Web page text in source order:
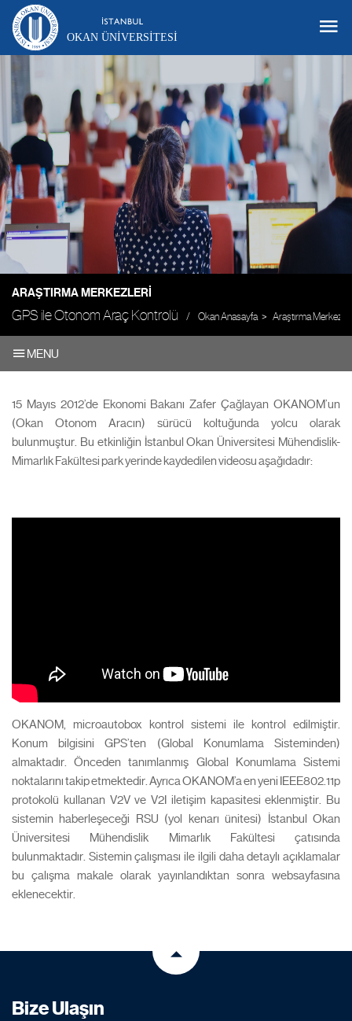
OKAN ÜNIVERSITESI
ARAŞTIRMA MERKEZLERI
GPS ile Otonom Araç Kontrolü Okan Anasayfa Araştırma
MENU
15 Mayıs 2012’de Ekonomi Bakanı Zafer Çağlayan OKANOM’un
(Okan Otonom Aracın) sürücü koltuğunda yolcu olarak
bulunmuştur. Bu etkinliğin İstanbul Okan Üniversitesi Mühendislik-
Mimarlık Fakültesi park yerinde kaydedilen videosu aşağıdadır:
OKANOM, microautobox kontrol sistemi ile kontrol edilmiştir.
Konum bilgisini GPS’ten (Global Konumlama Sisteminden)
almaktadır. Önceden tanımlanmış Global Konumlama Sistemi
noktalarını takip etmektedir. Ayrıca OKANOM’a en yeni IEEE802.11p
protokolü kullanan V2V ve V2I iletişim kapasitesi eklenmiştir. Bu
sistemin haberleşeceği RSU (yol kenarı ünitesi) İstanbul Okan
Üniversitesi Mühendislik Mimarlık Fakültesi çatısında
bulunmaktadır. Sistemin çalışması ile ilgili daha detaylı açıklamalar
bu çalışma makale olarak yayınlandıktan sonra websayfasına
eklenecektir.
Bize Ulaşın